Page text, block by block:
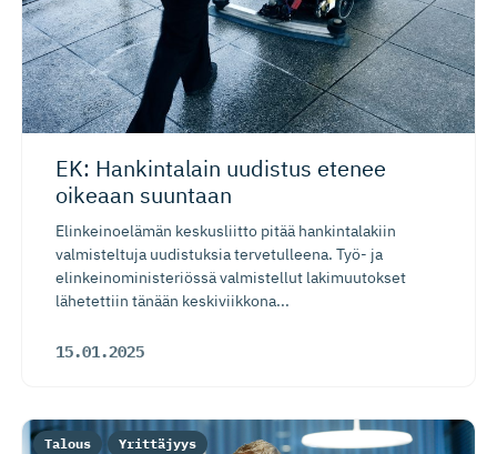
EK: Hankintalain uudistus etenee
oikeaan suuntaan
Elinkeinoelämän keskusliitto pitää hankintalakiin
valmisteltuja uudistuksia tervetulleena. Työ- ja
elinkeinoministeriössä valmistellut lakimuutokset
lähetettiin tänään keskiviikkona...
15.01.2025
Talous Yrittäjyys